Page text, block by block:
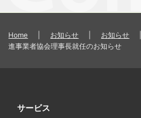
Home お知らせ お知らせ
進事業者協会理事長就任のお知らせ
サービス